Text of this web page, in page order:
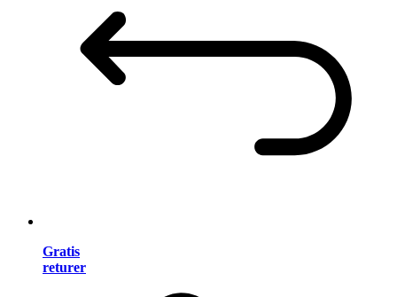
Gratis
returer